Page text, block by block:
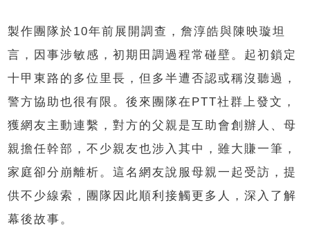
製作團隊於10年前展開調查，詹淳皓與陳映璇坦
言，因事涉敏感，初期田調過程常碰壁。起初鎖定
十甲東路的多位里長，但多半遭否認或稱沒聽過，
警方協助也很有限。後來團隊在PTT社群上發文，
獲網友主動連繫，對方的父親是互助會創辦人、母
親擔任幹部，不少親友也涉入其中，雖大賺一筆，
家庭卻分崩離析。這名網友說服母親一起受訪，提
供不少線索，團隊因此順利接觸更多人，深入了解
幕後故事。